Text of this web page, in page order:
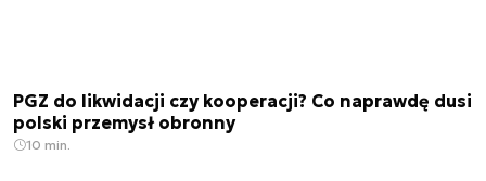
PGZ do likwidacji czy kooperacji? Co naprawdę dusi
polski przemysł obronny
10 min.